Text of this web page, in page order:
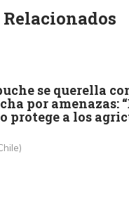
se querella
por amenazas:
protege a los